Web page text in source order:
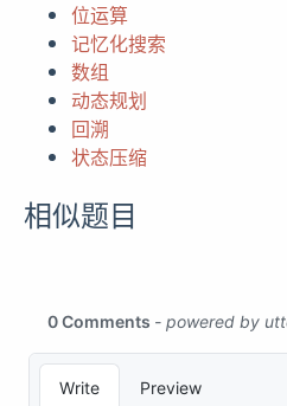
位运算
记忆化搜索
数组
动态规划
回溯
状态压缩
相似题目